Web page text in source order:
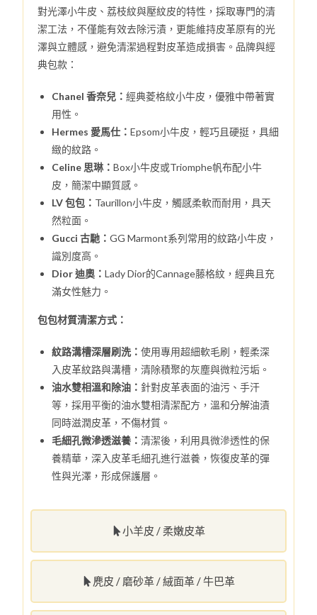
小羊皮 / 柔嫩皮革
麂皮 / 磨砂革 / 絨面革 / 牛巴革
對光澤小牛皮、荔枝紋與壓紋皮的特性，採取專門的清
潔工法，不僅能有效去除污漬，更能維持皮革原有的光
澤與立體感，避免清潔過程對皮革造成損害。品牌與經
典包款：
Chanel 香奈兒：經典菱格紋小牛皮，優雅中帶著實
用性。
Hermes 愛馬仕：Epsom小牛皮，輕巧且硬挺，具細
緻的紋路。
Celine 思琳：Box小牛皮或Triomphe帆布配小牛
皮，簡潔中顯質感。
LV 包包： Taurillon小牛皮，觸感柔軟而耐用，具天
然粒面。
Gucci 古馳：GG Marmont系列常用的紋路小牛皮，
識別度高。
Dior 迪奧：Lady Dior的Cannage藤格紋，經典且充
滿女性魅力。
包包材質清潔方式：
紋路溝槽深層刷洗：使用專用超細軟毛刷，輕柔深
入皮革紋路與溝槽，清除積聚的灰塵與微粒污垢。
油水雙相溫和除油： 針對皮革表面的油污、手汗
等，採用平衡的油水雙相清潔配方，溫和分解油漬
同時滋潤皮革，不傷材質。
毛細孔微滲透滋養：清潔後，利用具微滲透性的保
養精華，深入皮革毛細孔進行滋養，恢復皮革的彈
性與光澤，形成保護層。